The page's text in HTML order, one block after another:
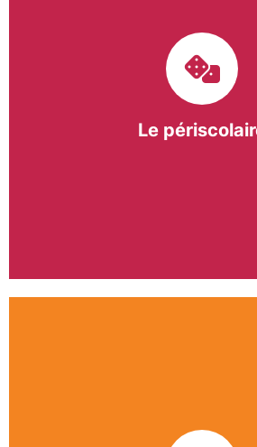
Le
bergeracois. A travers les
Périscolaires (TAP) et les Pauses
apportons une réponse
BASE apporte des solutions